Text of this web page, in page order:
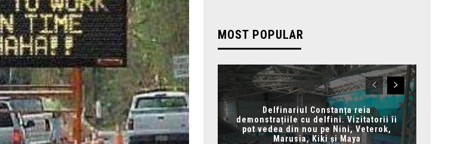
MOST POPULAR
Delfinariul Constanța reia
demonstrațiile cu delfini. Vizitatorii îi
pot vedea din nou pe Nini, Veterok,
Marusia, Kiki și Maya